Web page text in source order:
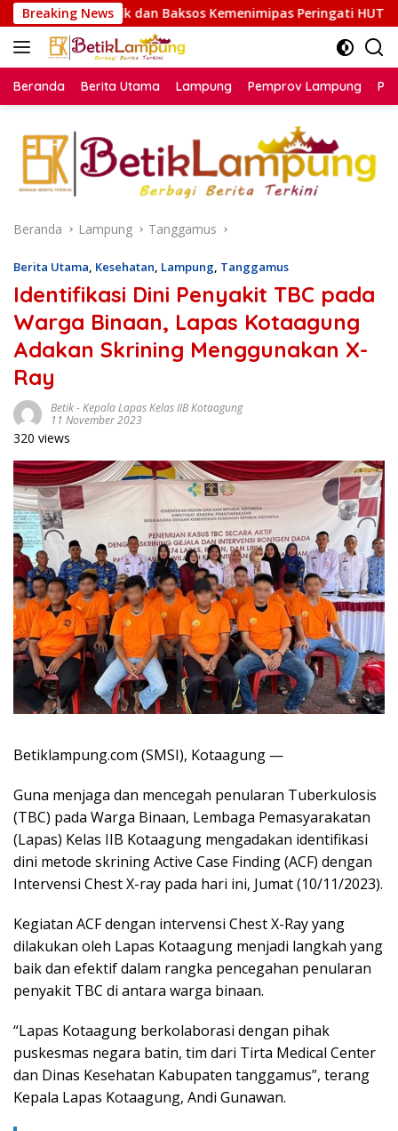
Langsung
ke
konten
Breaking News
Baksos Kemenimipas Peringati HUT ke-81 RI Melalui
Beranda Berita Utama Lampung Pemprov Lampung
Beranda Lampung Tanggamus
Berita Utama, Kesehatan, Lampung, Tanggamus
Identifikasi Dini Penyakit TBC pada
Warga Binaan, Lapas Kotaagung
Adakan Skrining Menggunakan X-
Ray
Betik-Kepala Lapas Kelas IIB Kotaagung
11 November 2023
320 views
Betiklampung.com (SMSI), Kotaagung —
Guna menjaga dan mencegah penularan Tuberkulosis
(TBC) pada Warga Binaan, Lembaga Pemasyarakatan
(Lapas) Kelas IIB Kotaagung mengadakan identifikasi
dini metode skrining Active Case Finding (ACF) dengan
Intervensi Chest X-ray pada hari ini, Jumat (10/11/2023).
Kegiatan ACF dengan intervensi Chest X-Ray yang
dilakukan oleh Lapas Kotaagung menjadi langkah yang
baik dan efektif dalam rangka pencegahan penularan
penyakit TBC di antara warga binaan.
“Lapas Kotaagung berkolaborasi dengan pihak
puskesmas negara batin, tim dari Tirta Medical Center
dan Dinas Kesehatan Kabupaten tanggamus”, terang
Kepala Lapas Kotaagung, Andi Gunawan.